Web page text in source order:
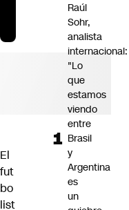
El
fut
bo
list
Raúl
Sohr,
analista
internacional:
"Lo
que
estamos
viendo
entre
Brasil
y
Argentina
es
un